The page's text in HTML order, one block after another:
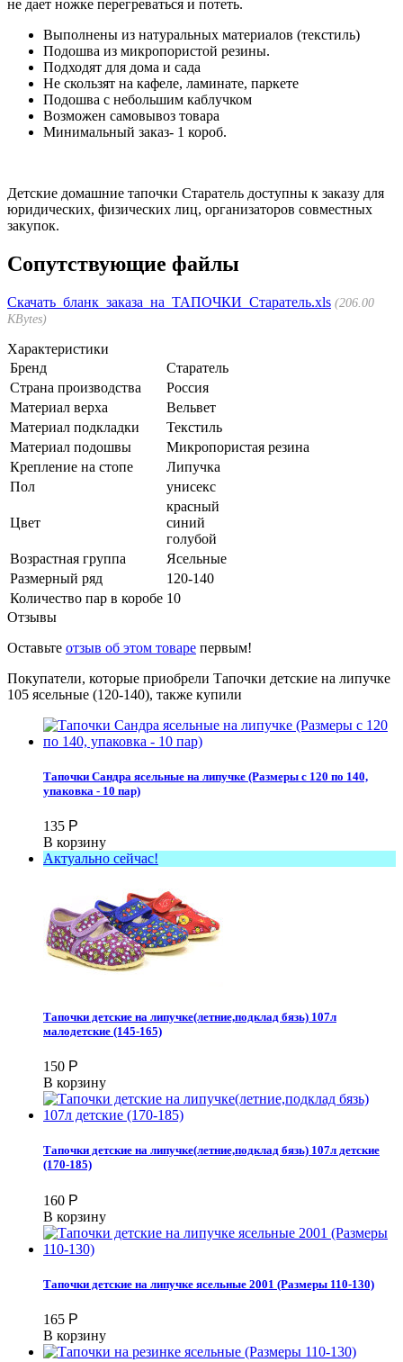
не дает ножке перегреваться и потеть.
Выполнены из натуральных материалов (текстиль)
Подошва из микропористой резины.
Подходят для дома и сада
Не скользят на кафеле, ламинате, паркете
Подошва с небольшим каблучком
Возможен самовывоз товара
Минимальный заказ- 1 короб.
Детские домашние тапочки Старатель доступны к заказу для
юридических, физических лиц, организаторов совместных
закупок.
Сопутствующие файлы
Скачать_бланк_заказа_на_ТАПОЧКИ_Старатель.xls 206.00
KBytes
Характеристики
Бренд
Старатель
Страна производства
Россия
Материал верха
Вельвет
Материал подкладки
Текстиль
Материал подошвы
Микропористая резина
Крепление на стопе
Липучка
Пол
унисекс
Цвет
красный
синий
голубой
Возрастная группа
Ясельные
Размерный ряд
120-140
Количество пар в коробе 10
Отзывы
Оставьте отзыв об этом товаре первым!
Покупатели, которые приобрели Тапочки детские на липучке
105 ясельные (120-140), также купили
Тапочки Сандра ясельные на липучке (Размеры с 120 по 140,
упаковка - 10 пар)
135 Р
В корзину
Актуально сейчас!
Тапочки детские на липучке(летние,подклад бязь) 107л
малодетские (145-165)
150 Р
В корзину
Тапочки детские на липучке(летние,подклад бязь) 107л детские
(170-185)
160 Р
В корзину
Тапочки детские на липучке ясельные 2001 (Размеры 110-130)
165 Р
В корзину